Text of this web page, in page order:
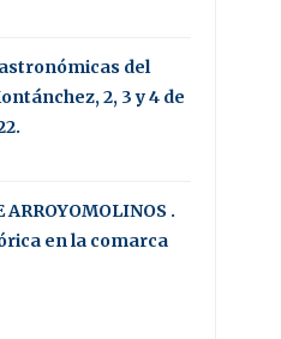
del
2, 3 y 4 de
ARROYOMOLINOS .
en la comarca